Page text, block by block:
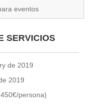
▼
eventos
SERVICIOS
de 2019
2019
persona)